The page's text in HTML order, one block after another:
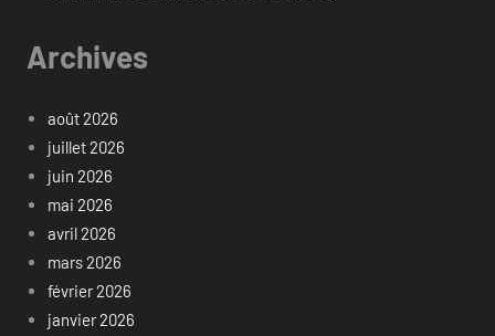
Archives
août 2026
juillet 2026
juin 2026
mai 2026
avril 2026
mars 2026
février 2026
janvier 2026